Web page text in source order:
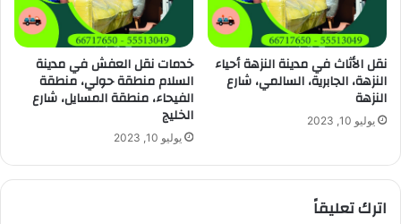
نقل الأثاث في مدينة النزهة أحياء
النزهة، الجابرية، السالمي، شارع
النزهة
يوليو 10, 2023
خدمات نقل العفش في مدينة
السلام منطقة حولي، منطقة
الفيحاء، منطقة المسايل، شارع
الخليج
يوليو 10, 2023
اترك تعليقاً